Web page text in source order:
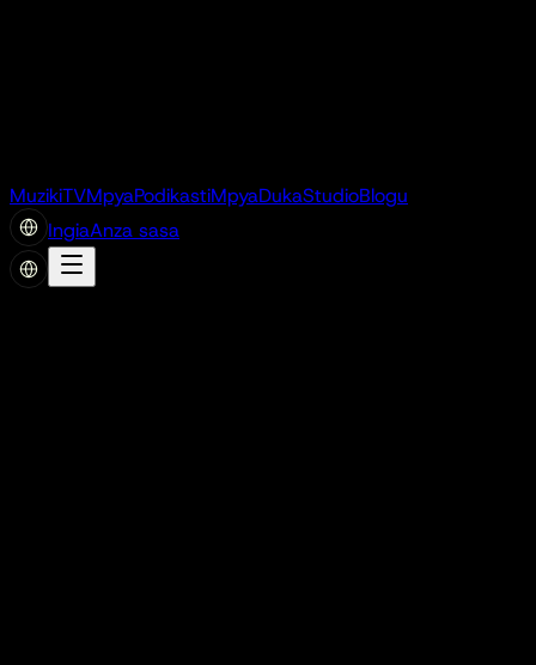
MuzikiTVMpyaPodikastiMpyaDukaStudioBlogu
IngiaAnza sasa